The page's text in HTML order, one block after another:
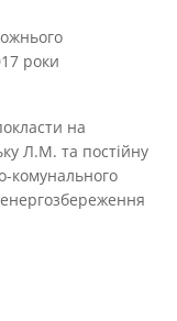
роки
на
Л.М. та постійну
комунального
енергозбереження